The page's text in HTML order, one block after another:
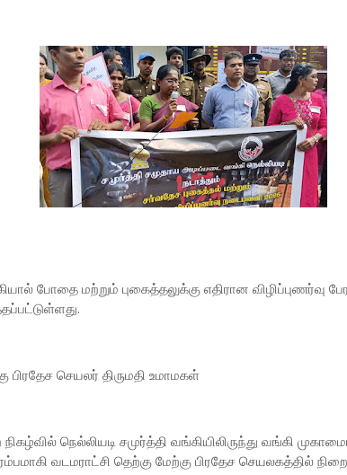
போதை மற்றும் புகைத்தலுக்கு எதிரான விழிப்புணர்வு
பிரதேச செயலர் திருமதி உமாமகள்
நெல்லியடி சமுர்த்தி வங்கியிலிருந்து வங்கி
வடமராட்சி தெற்கு மேற்கு பிரதேச செயலகத்தில்